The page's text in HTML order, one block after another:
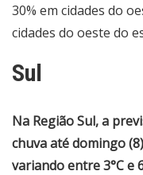
30% em cidades do
cidades do oeste do
Sul
Na Região Sul, a
chuva até domingo
variando entre 3°C e